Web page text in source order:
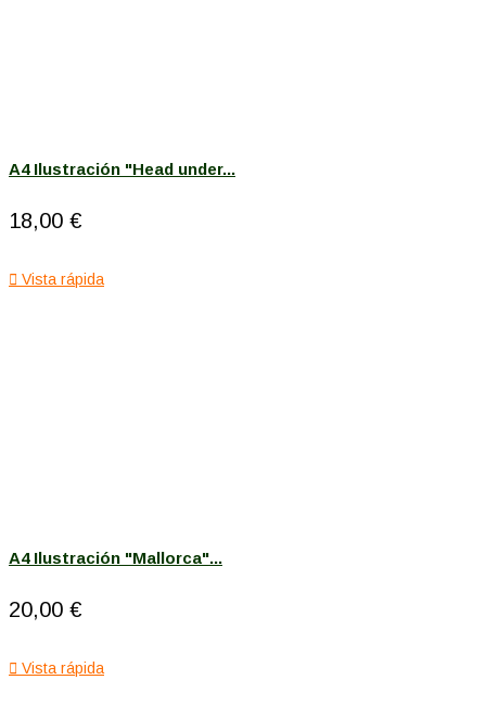
A4 Ilustración "Head under...
18,00 €
 Vista rápida
A4 Ilustración "Mallorca"...
20,00 €
 Vista rápida